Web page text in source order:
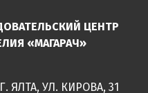
ЦЕНТР
«МАГАРАЧ»
ЯЛТА, УЛ. КИРОВА, 31